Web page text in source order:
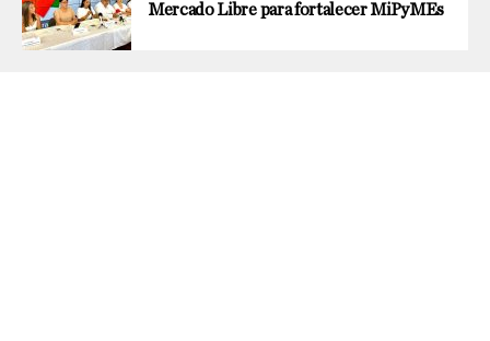
Mercado Libre para fortalecer MiPyMEs